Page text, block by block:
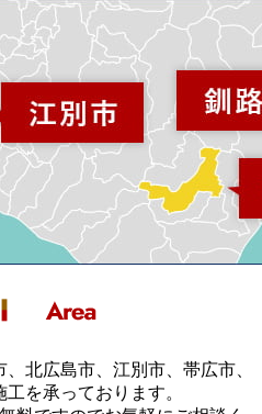
北広島市、江別市、帯広市、
を承っております。